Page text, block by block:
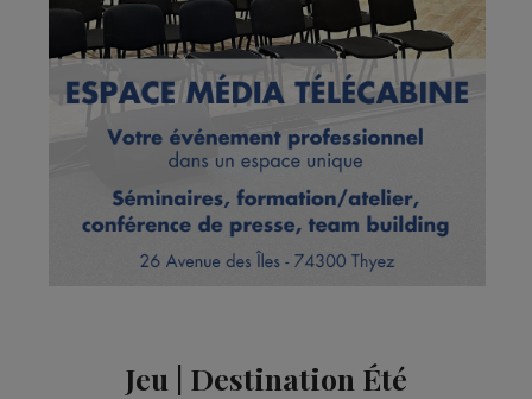
Jeu | Destination Été